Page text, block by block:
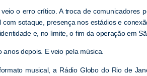
o erro crítico. A troca de comunicadores
com sotaque, presença nos estádios e
e, no limite, o fim da operação em
anos depois. E veio pela música.
musical, a Rádio Globo do Rio de